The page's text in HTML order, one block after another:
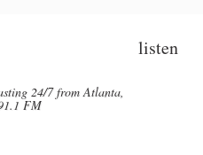
24/7 from Atlanta,
FM
listen